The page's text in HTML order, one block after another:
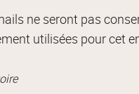
ne seront pas
utilisées pour cet